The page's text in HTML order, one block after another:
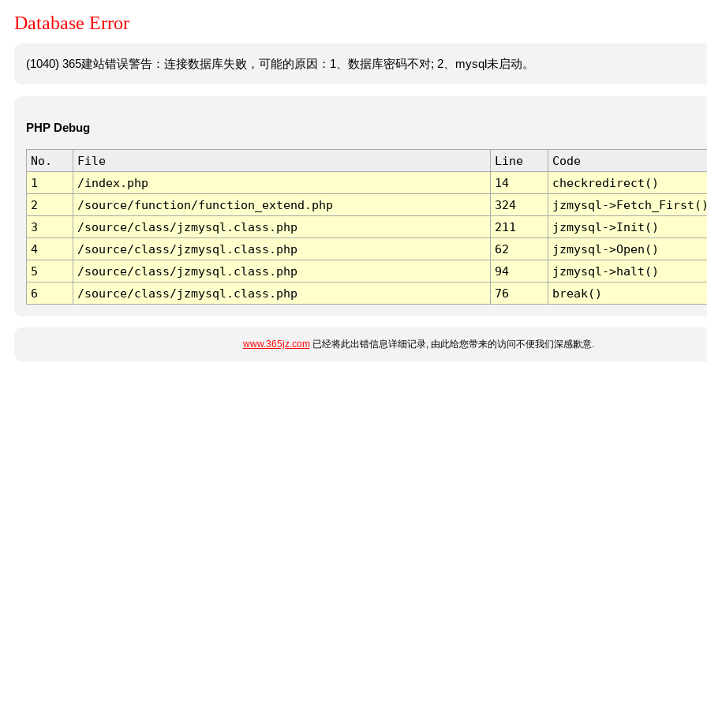
Database Error
(1040) 365建站错误警告：连接数据库失败，可能的原因：1、数据库密码不对; 2、mysql未启动。
PHP Debug
No. File Line
Code
1
/index.php 14
checkredirect()
2
/source/function/function_extend.php 324
jzmysql-
3
/source/class/jzmysql.class.php 211
jzmysql->Init()
4
/source/class/jzmysql.class.php 62
jzmysql->Open()
5
/source/class/jzmysql.class.php 94
jzmysql->halt()
6
/source/class/jzmysql.class.php 76 break()
www.365jz.com已经将此出错信息详细记录, 由此给您带来的访问不便我们深感歉意.